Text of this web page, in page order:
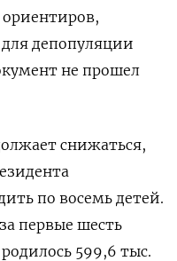
депопуляции
не прошел
снижаться,
по восемь детей.
первые шесть
599,6 тыс.